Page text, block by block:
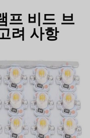
프 비드 브
려 사항